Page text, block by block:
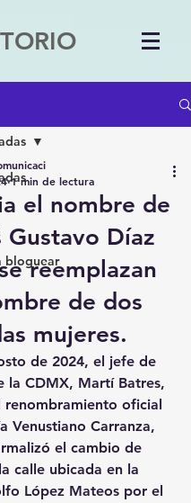
bloguear
el nombre de
Gustavo Díaz
reemplazan
de dos
mujeres.
1 min de lectura
de 2024, el jefe de
la CDMX, Martí Batres,
renombramiento oficial
Venustiano Carranza,
el cambio de
calle ubicada en la
López Mateos por el